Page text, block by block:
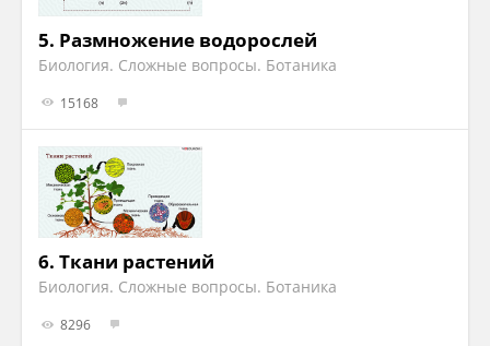
5. Размножение водорослей
Биология. Сложные вопросы. Ботаника
15168
6. Ткани растений
Биология. Сложные вопросы. Ботаника
8296